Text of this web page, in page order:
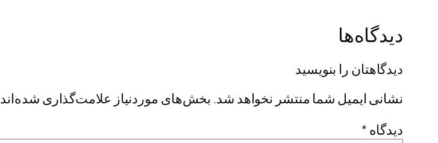
دیدگاه‌ها
دیدگاهتان را بنویسید
نشانی ایمیل شما منتشر نخواهد شد. بخش‌های موردنیاز علامت‌گذاری شده‌اند
دیدگاه *